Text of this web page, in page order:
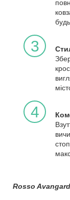
3
4
Rosso